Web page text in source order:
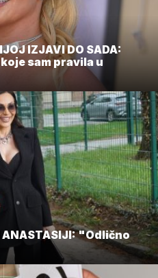
IZJAVI DO SADA:
sam pravila u
ANASTASIJI: "Odlično